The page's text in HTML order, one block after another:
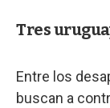
Tres
Entre los
buscan a